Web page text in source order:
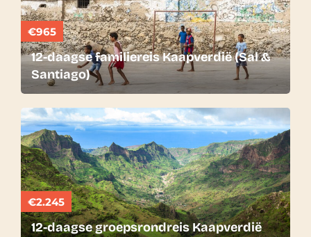
€965
12-daagse familiereis Kaapverdië (Sal &
Santiago)
€2.245
12-daagse groepsrondreis Kaapverdië